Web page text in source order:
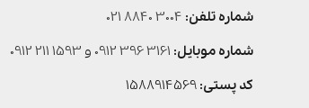
شماره تلفن: 021 8840 3004
شماره موبایل: 0912 396 3161 و 0912 211 1593
کد پستی: